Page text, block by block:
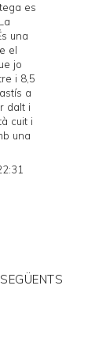
es
una
el
jo
i 8,5
a
dalt i
cuit i
una